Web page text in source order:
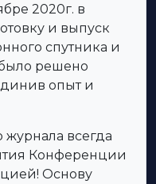
2020г. в
и выпуск
спутника и
решено
опыт и
всегда
Конференции
Основу